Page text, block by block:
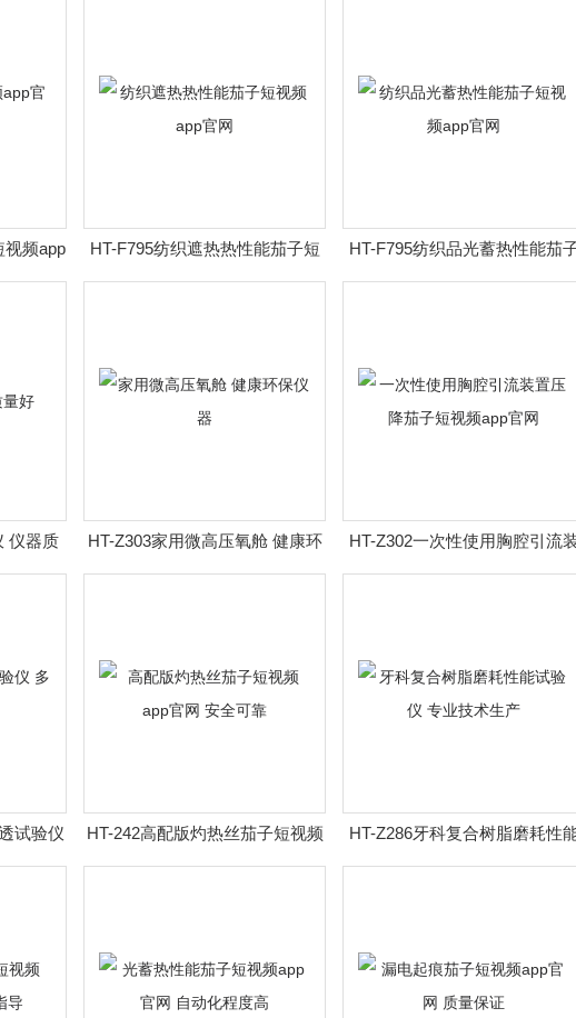
视频app
HT-F795纺织遮热热性能茄子短
视频app官网
HT-F795纺织品光蓄热性能茄
短视频app官网
仪器质
HT-Z303家用微高压氧舱 健康环
保仪器
HT-Z302一次性使用胸腔引流
置压降茄子短视频app官网
试验仪
HT-242高配版灼热丝茄子短视频
app官网 安全可靠
HT-Z286牙科复合树脂磨耗性
试验仪 专业技术生产